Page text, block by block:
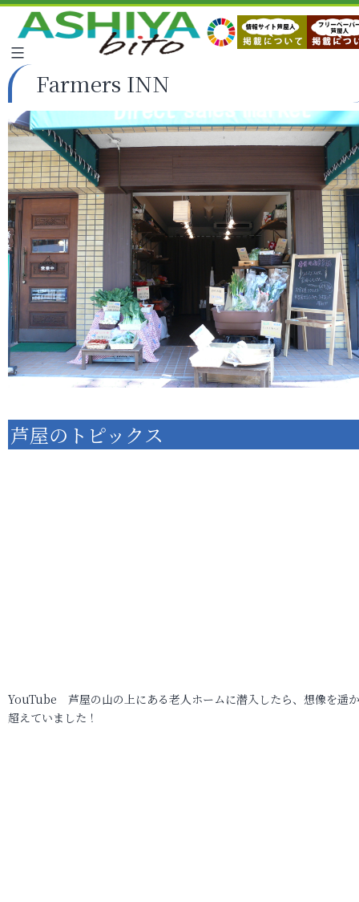
Farmers INN
芦屋のトピックス
YouTube 芦屋の山の上にある老人ホームに潜入したら、想像を遥
超えていました！